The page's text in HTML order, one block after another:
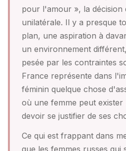
pour l'amour », la décision
unilatérale. Il y a presque
plan, une aspiration à
un environnement
pesée par les contraintes
France représente dans
féminin quelque chose
où une femme peut exister
devoir se justifier de ses
Ce qui est frappant dans